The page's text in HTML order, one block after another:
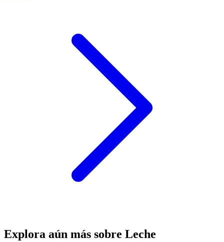
Explora aún más sobre Leche